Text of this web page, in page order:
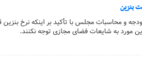
بنزین
و محاسبات مجلس‌‌ با تأکید بر اینکه نرخ بنزین
مورد به شایعات فضای مجازی توجه نکنند.